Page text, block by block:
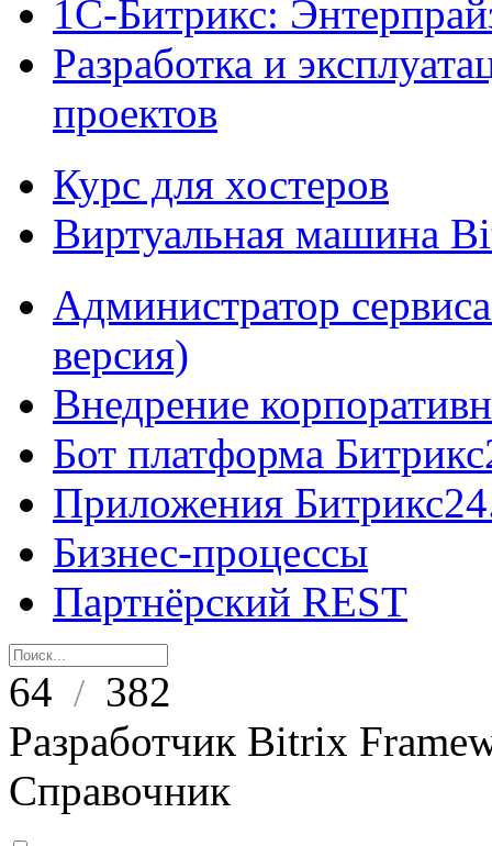
1С-Битрикс:
Разработка и
проектов
Курс для хостеров
Виртуальная машина
Администратор
версия)
Внедрение
Бот платформа
Приложения
Бизнес-процессы
Партнёрский REST
64 / 382
Разработчик Bitrix
Справочник